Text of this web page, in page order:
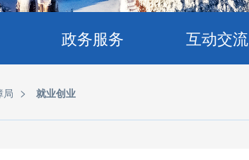
政务服务 互动交流
局 > 就业创业